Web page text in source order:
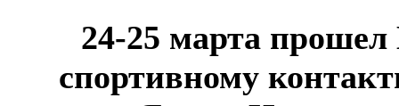
24-25 марта прошел
спортивному